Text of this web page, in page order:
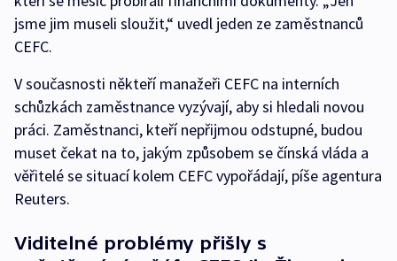
jsme jim museli sloužit,“ uvedl jeden ze zaměstnanců
CEFC.
V současnosti někteří manažeři CEFC na interních
schůzkách zaměstnance vyzývají, aby si hledali novou
práci. Zaměstnanci, kteří nepřijmou odstupné, budou
muset čekat na to, jakým způsobem se čínská vláda a
věřitelé se situací kolem CEFC vypořádají, píše agentura
Reuters.
Viditelné problémy přišly s